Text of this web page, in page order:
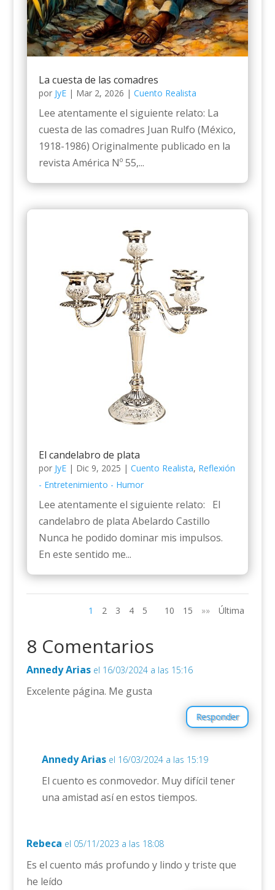
La cuesta de las comadres
por JyE| Mar 2, 2026 | Cuento Realista
Lee atentamente el siguiente relato: La
cuesta de las comadres Juan Rulfo (México,
1918-1986) Originalmente publicado en la
revista América Nº 55,...
El candelabro de plata
por JyE| Dic 9, 2025 | Cuento Realista, Reflexión
- Entretenimiento - Humor
Lee atentamente el siguiente relato: El
candelabro de plata Abelardo Castillo
Nunca he podido dominar mis impulsos.
En este sentido me...
1 2 3 4 5 10 15 »» Última
8 Comentarios
Annedy Arias el 16/03/2024 a las 15:16
Excelente página. Me gusta
Responder
Annedy Arias el 16/03/2024 a las 15:19
El cuento es conmovedor. Muy difícil tener
una amistad así en estos tiempos.
Rebeca el 05/11/2023 a las 18:08
Es el cuento más profundo y lindo y triste que
he leído